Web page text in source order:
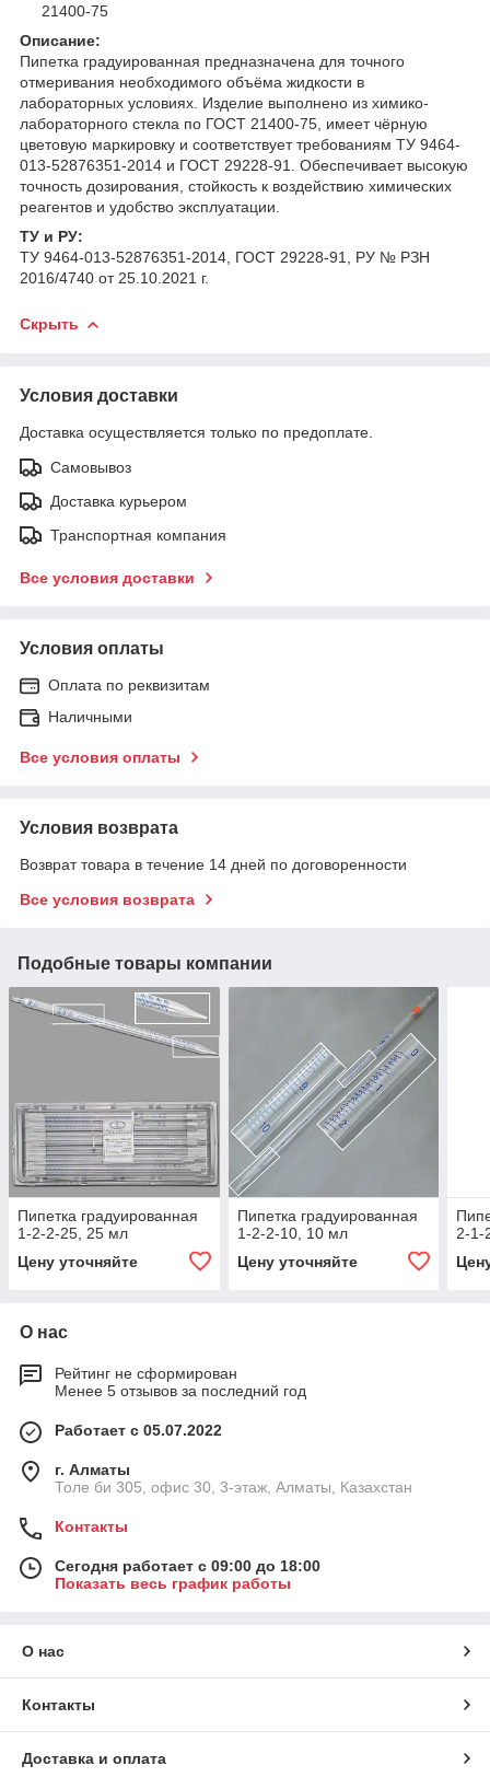
21400-75
Описание:
Пипетка градуированная предназначена для точного
отмеривания необходимого объёма жидкости в
лабораторных условиях. Изделие выполнено из химико-
лабораторного стекла по ГОСТ 21400-75, имеет чёрную
цветовую маркировку и соответствует требованиям ТУ 9464-
013-52876351-2014 и ГОСТ 29228-91. Обеспечивает высокую
точность дозирования, стойкость к воздействию химических
реагентов и удобство эксплуатации.
ТУ и РУ:
ТУ 9464-013-52876351-2014, ГОСТ 29228-91, РУ № РЗН
2016/4740 от 25.10.2021 г.
Скрыть
Условия доставки
Доставка осуществляется только по предоплате.
Самовывоз
Доставка курьером
Транспортная компания
Все условия доставки
Условия оплаты
Оплата по реквизитам
Наличными
Все условия оплаты
Условия возврата
Возврат товара в течение 14 дней по договоренности
Все условия возврата
Подобные товары компании
Пипетка градуированная
1-2-2-25, 25 мл
Цену уточняйте
Пипетка градуированная
1-2-2-10, 10 мл
Цену уточняйте
2-1-
О нас
Рейтинг не сформирован
Менее 5 отзывов за последний год
Работает с 05.07.2022
г. Алматы
Толе би 305, офис 30, 3-этаж, Алматы, Казахстан
Контакты
Сегодня работает с 09:00 до 18:00
Показать весь график работы
О нас
Контакты
Доставка и оплата